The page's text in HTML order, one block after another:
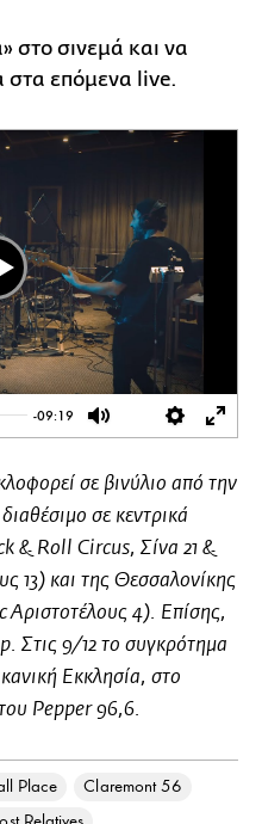
στο σινεμά και να
στα επόμενα live.
-09:19
Mute Settings
σε βινύλιο από την
σε κεντρικά
& Roll Circus, Σίνα 21 &
13) και της Θεσσαλονίκης
4). Επίσης,
Στις 9/12 το συγκρότημα
Εκκλησία, στο
Pepper 96,6.
Place
Claremont 56